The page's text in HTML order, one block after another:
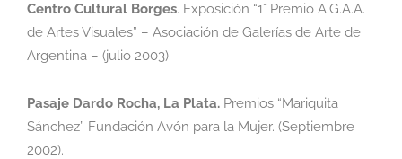
Centro Cultural Borges. Exposición “1° Premio A.G.A.A.
de Artes Visuales” – Asociación de Galerías de Arte de
Argentina – (julio 2003).
Pasaje Dardo Rocha, La Plata. Premios “Mariquita
Sánchez” Fundación Avón para la Mujer. (Septiembre
2002).